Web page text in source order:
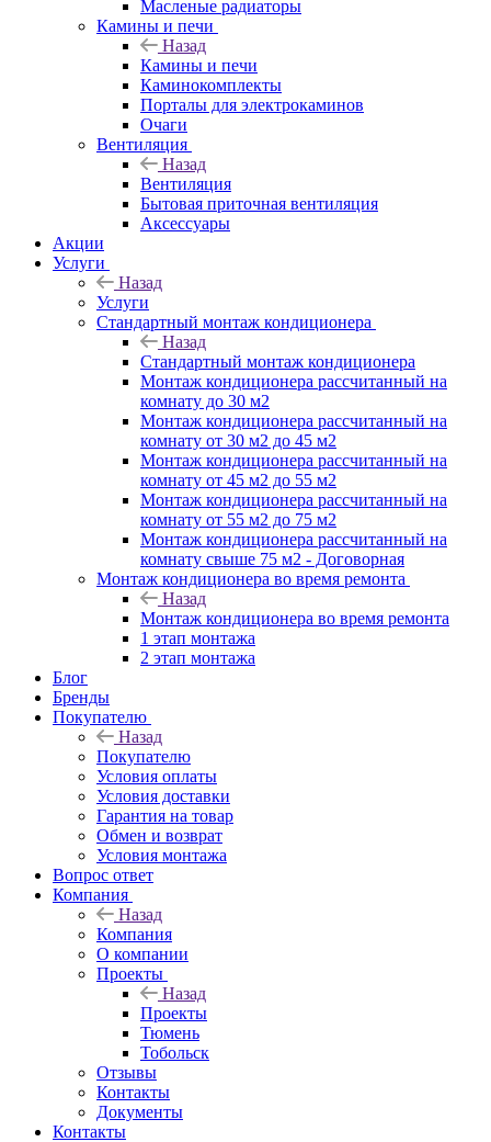
Масленые радиаторы
Камины и печи
Назад
Камины и печи
Каминокомплекты
Порталы для электрокаминов
Очаги
Вентиляция
Назад
Вентиляция
Бытовая приточная вентиляция
Аксессуары
Акции
Услуги
Назад
Услуги
Стандартный монтаж кондиционера
Назад
Стандартный монтаж кондиционера
Монтаж кондиционера рассчитанный на
комнату до 30 м2
Монтаж кондиционера рассчитанный на
комнату от 30 м2 до 45 м2
Монтаж кондиционера рассчитанный на
комнату от 45 м2 до 55 м2
Монтаж кондиционера рассчитанный на
комнату от 55 м2 до 75 м2
Монтаж кондиционера рассчитанный на
комнату свыше 75 м2 - Договорная
Монтаж кондиционера во время ремонта
Назад
Монтаж кондиционера во время ремонта
1 этап монтажа
2 этап монтажа
Блог
Бренды
Покупателю
Назад
Покупателю
Условия оплаты
Условия доставки
Гарантия на товар
Обмен и возврат
Условия монтажа
Вопрос ответ
Компания
Назад
Компания
О компании
Проекты
Назад
Проекты
Тюмень
Тобольск
Отзывы
Контакты
Документы
Контакты